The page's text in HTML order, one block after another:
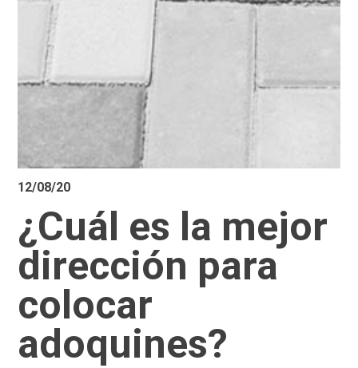
12/08/20
¿Cuál es la mejor
dirección para
colocar
adoquines?